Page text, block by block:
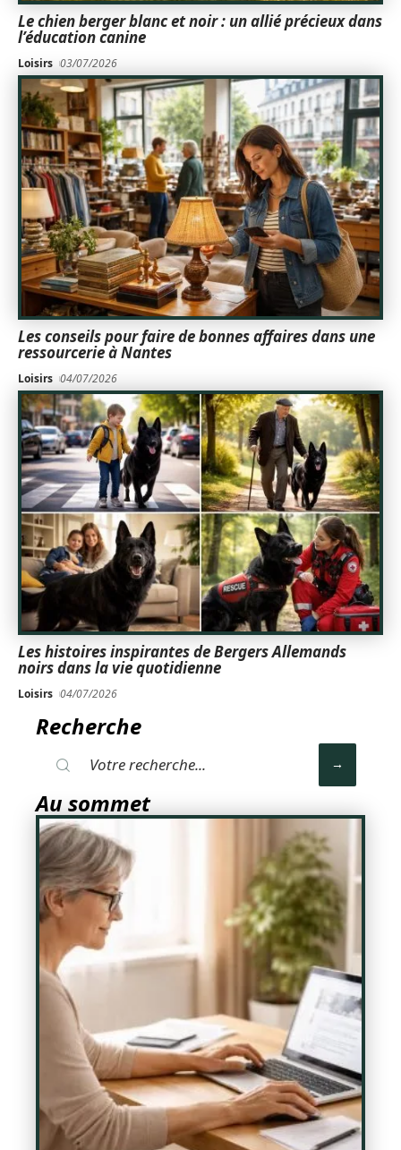
Le chien berger blanc et noir : un allié précieux dans
l’éducation canine
Loisirs 03/07/2026
Les conseils pour faire de bonnes affaires dans une
ressourcerie à Nantes
Loisirs 04/07/2026
Les histoires inspirantes de Bergers Allemands
noirs dans la vie quotidienne
Loisirs 04/07/2026
Recherche
Au sommet